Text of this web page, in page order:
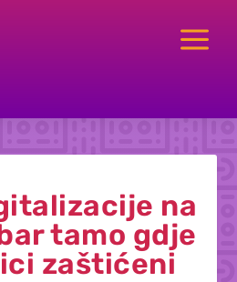
a
na
tamo gdje
zaštićeni